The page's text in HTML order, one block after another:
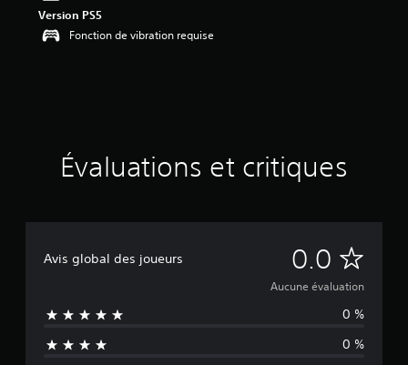
Version PS5
Fonction de vibration requise
Évaluations et critiques
Avis global des joueurs 0.0 A
u
c
u
Aucune évaluation
0 %
0 %